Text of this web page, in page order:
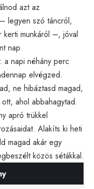
azt az
legyen szó táncról,
kerti munkáról –, jóval
nap.
a napi néhány perc
elvégzed.
ne hibáztasd magad,
ahol abbahagytad.
apró trükkel
Alakíts ki heti
magad akár egy
közös sétákkal.